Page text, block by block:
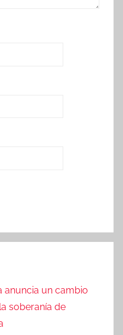
anuncia un cambio
soberanía de